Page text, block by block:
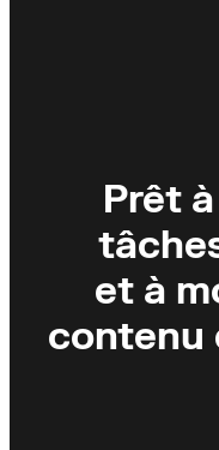
Prêt
et à
contenu